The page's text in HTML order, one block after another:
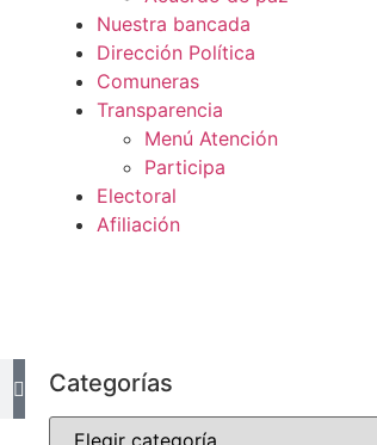
Nuestra bancada
Dirección Política
Comuneras
Transparencia
Menú Atención
Participa
Electoral
Afiliación
Categorías